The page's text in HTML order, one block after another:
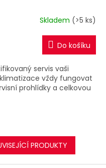
R
M
A
Skladem (>5 ks)
Do košíku
servis vaši
vždy fungovat
prohlídky a celkovou
PRODUKTY